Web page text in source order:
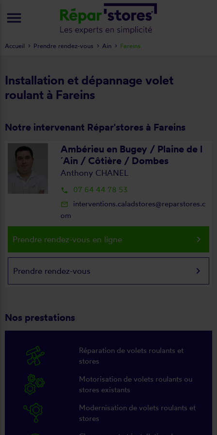
Installation et dépannage volet
roulant à Fareins
Notre intervenant Répar'stores à Fareins
Ambérieu en Bugey / Plaine de l
´Ain / Côtière / Dombes
Anthony CHANEL
local_phone 07 64 44 78 53
mail_outline
interventions.caladstores@reparstores.c
om
Prendre rendez-vous en ligne keyboard_arrow_right
Prendre rendez-vous keyboard_arrow_right
Nos prestations
Réparation de volets roulants et
stores
Motorisation de volets roulants ou
stores existants
Modernisation de volets roulants et
stores
Accueil Prendre rendez-vous Ain Fareins
menu